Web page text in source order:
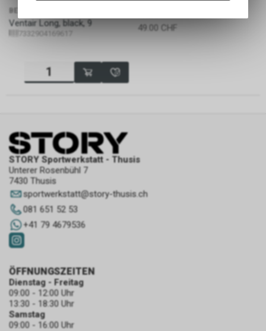
Ventair Long, black, 9
7332904169617 49.00 CHF
STORY Sportwerkstatt - Thusis
Unterer Rosenbühl 7
7430 Thusis
sportwerkstatt@story-thusis.ch
081 651 52 53
+41 79 4679536
ÖFFNUNGSZEITEN
Dienstag - Freitag
09:00 - 12:00 Uhr
13:30 - 18:30 Uhr
Samstag
09:00 - 16:00 Uhr
des Warenkorbs, zu
keinerlei Rückschlüsse auf Ihre
persönlichen Informationen
zulassen.